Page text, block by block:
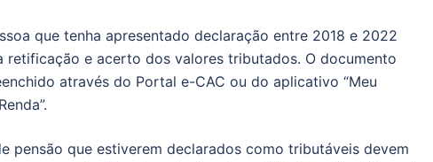
que tenha apresentado declaração entre 2018 e 2022
retificação e acerto dos valores tributados. O documento
através do Portal e-CAC ou do aplicativo “Meu
pensão que estiverem declarados como tributáveis devem